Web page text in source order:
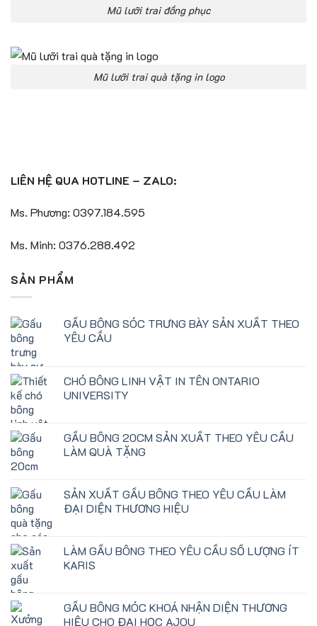
Mũ lưỡi trai đồng phục
Mũ lưỡi trai quà tặng in logo
LIÊN HỆ QUA HOTLINE – ZALO:
Ms. Phương: 0397.184.595
Ms. Minh: 0376.288.492
SẢN PHẨM
GẤU BÔNG SÓC TRƯNG BÀY SẢN XUẤT THEO
YÊU CẦU
CHÓ BÔNG LINH VẬT IN TÊN ONTARIO
UNIVERSITY
GẤU BÔNG 20CM SẢN XUẤT THEO YÊU CẦU
LÀM QUÀ TẶNG
SẢN XUẤT GẤU BÔNG THEO YÊU CẦU LÀM
ĐẠI DIỆN THƯƠNG HIỆU
LÀM GẤU BÔNG THEO YÊU CẦU SỐ LƯỢNG ÍT
KARIS
GẤU BÔNG MÓC KHOÁ NHẬN DIỆN THƯƠNG
HIỆU CHO ĐẠI HỌC AJOU